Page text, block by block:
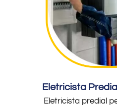
Eletricista
Eletricista predial